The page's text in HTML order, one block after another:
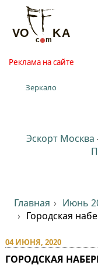
Реклама на сайте
Зеркало
Эскорт Москва
Главная Июнь
Городская
04 ИЮНЯ, 2020
ГОРОДСКАЯ